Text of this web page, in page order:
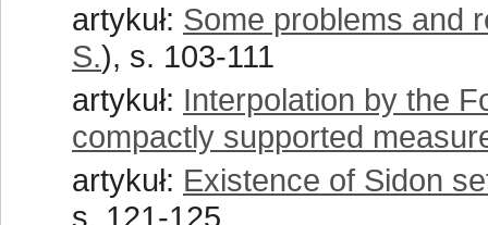
artykuł: Some problems and
S.), s. 103-111
artykuł: Interpolation by the
compactly supported
artykuł: Existence of Sidon
s. 121-125